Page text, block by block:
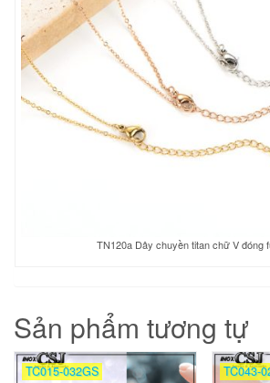
TN120a Dây chuyền titan chữ V đóng
Sản phẩm tương tự
TC015-032GS TC043-